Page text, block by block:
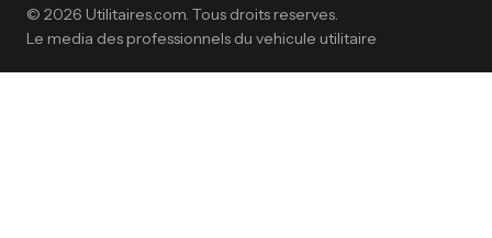
© 2026 Utilitaires.com. Tous droits reserves.
Le media des professionnels du vehicule utilitaire